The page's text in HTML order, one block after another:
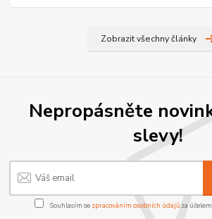
Zobrazit všechny články
Nepropásněte
slevy!
Souhlasím se zpracováním osobních údajůza